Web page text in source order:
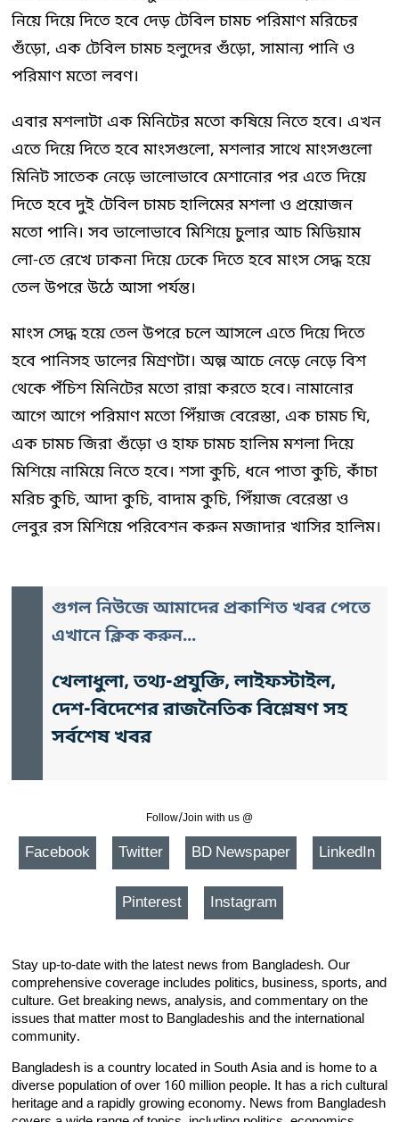
নিয়ে দিয়ে দিতে হবে দেড় টেবিল চামচ পরিমাণ মরিচের
গুঁড়ো, এক টেবিল চামচ হলুদের গুঁড়ো, সামান্য পানি ও
পরিমাণ মতো লবণ।
এবার মশলাটা এক মিনিটের মতো কষিয়ে নিতে হবে। এখন
এতে দিয়ে দিতে হবে মাংসগুলো, মশলার সাথে মাংসগুলো
মিনিট সাতেক নেড়ে ভালোভাবে মেশানোর পর এতে দিয়ে
দিতে হবে দুই টেবিল চামচ হালিমের মশলা ও প্রয়োজন
মতো পানি। সব ভালোভাবে মিশিয়ে চুলার আচ মিডিয়াম
লো-তে রেখে ঢাকনা দিয়ে ঢেকে দিতে হবে মাংস সেদ্ধ হয়ে
তেল উপরে উঠে আসা পর্যন্ত।
মাংস সেদ্ধ হয়ে তেল উপরে চলে আসলে এতে দিয়ে দিতে
হবে পানিসহ ডালের মিশ্রণটা। অল্প আচে নেড়ে নেড়ে বিশ
থেকে পঁচিশ মিনিটের মতো রান্না করতে হবে। নামানোর
আগে আগে পরিমাণ মতো পিঁয়াজ বেরেস্তা, এক চামচ ঘি,
এক চামচ জিরা গুঁড়ো ও হাফ চামচ হালিম মশলা দিয়ে
মিশিয়ে নামিয়ে নিতে হবে। শসা কুচি, ধনে পাতা কুচি, কাঁচা
মরিচ কুচি, আদা কুচি, বাদাম কুচি, পিঁয়াজ বেরেস্তা ও
লেবুর রস মিশিয়ে পরিবেশন করুন মজাদার খাসির হালিম।
গুগল নিউজে আমাদের প্রকাশিত খবর পেতে
এখানে ক্লিক করুন...
খেলাধুলা, তথ্য-প্রযুক্তি, লাইফস্টাইল,
দেশ-বিদেশের রাজনৈতিক বিশ্লেষণ সহ
সর্বশেষ খবর
Follow/Join with us @
Facebook Twitter BD Newspaper LinkedIn
Pinterest Instagram
Stay up-to-date with the latest news from Bangladesh. Our
comprehensive coverage includes politics, business, sports, and
culture. Get breaking news, analysis, and commentary on the
issues that matter most to Bangladeshis and the international
community.
Bangladesh is a country located in South Asia and is home to a
diverse population of over 160 million people. It has a rich cultural
heritage and a rapidly growing economy. News from Bangladesh